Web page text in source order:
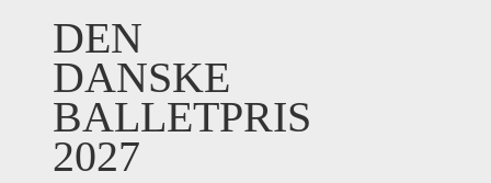
DEN
DANSKE
BALLETPRIS
2027